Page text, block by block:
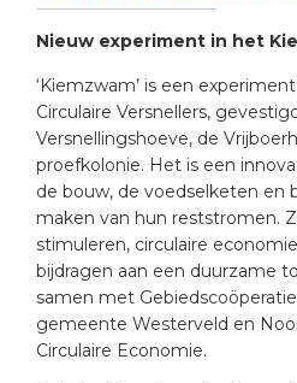
Nieuw experiment in het
‘Kiemzwam’ is een
Circulaire Versnellers,
Versnellingshoeve, de
proefkolonie. Het is een
de bouw, de voedselketen en
maken van hun reststromen.
stimuleren, circulaire
bijdragen aan een duurzame
samen met
gemeente Westerveld en
Circulaire Economie.